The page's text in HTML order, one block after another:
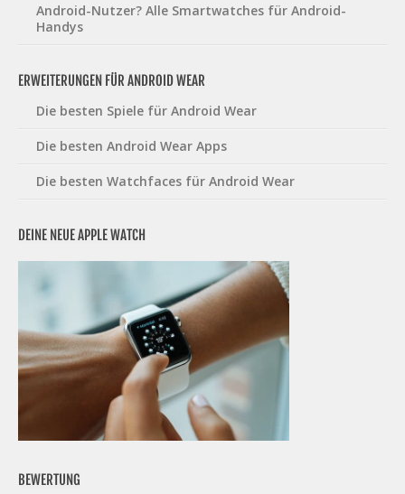
Android-Nutzer? Alle Smartwatches für Android-
Handys
ERWEITERUNGEN FÜR ANDROID WEAR
Die besten Spiele für Android Wear
Die besten Android Wear Apps
Die besten Watchfaces für Android Wear
DEINE NEUE APPLE WATCH
BEWERTUNG